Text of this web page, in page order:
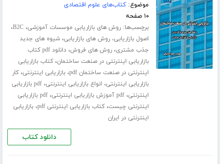
موضوع:کتاب‌های علوم اقتصادی
۱۰ صفحه
برچسب‌ها:روش های بازاریابی موسسات آموزشی،B2C،
اصول بازاریابی، روش های بازاریابی،شیوه های جدید
جذب مشتری،روش های فروش،
دانلود pdf کتاب
بازاریابی اینترنتی در صنعت ساختمان،کتاب بازاریابی
اینترنتی در صنعت ساختمان pdf
،بازاریابی اینترنتی،کار
بازاریابی اینترنتی، انواع بازاریابی اینترنتی،
pdf بازاریابی
اینترنتی،pdf آموزش بازاریابی اینترنتی ،
pdf بازاریابی
اینترنتی چیست،کتاب بازاریابی اینترنتی pdf ،بازاریابی
اینترنتی در ایران
دانلود کتاب